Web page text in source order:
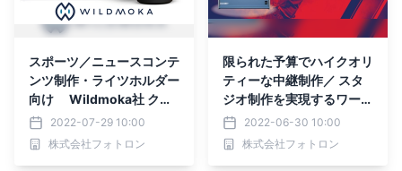
スポーツ／ニュースコンテ
ンツ制作・ライツホルダー
向け Wildmoka社 クラ
ウドネイティブ・ デジタ
ルコンテンツ制作サービス
「The Digital Media Fact
2022-07-29 10:00
株式会社フォトロン
限られた予算でハイクオリ
ティーな中継制作／ スタ
ジオ制作を実現するワーク
フローを紹介 「EVS XT
-GO LiveCeption Pure」
ウェビナーを7/15に開催
2022-06-30 10:00
株式会社フォトロン